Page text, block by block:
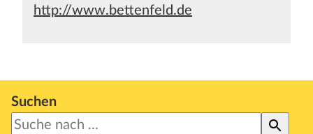
http://www.bettenfeld.de
Suchen